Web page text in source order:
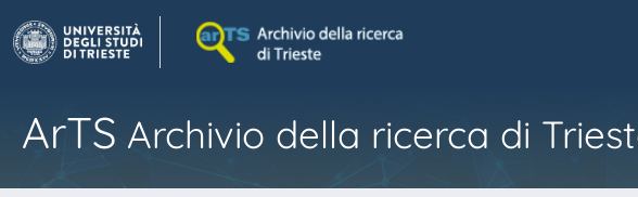
ArTS Archivio della ricerca di